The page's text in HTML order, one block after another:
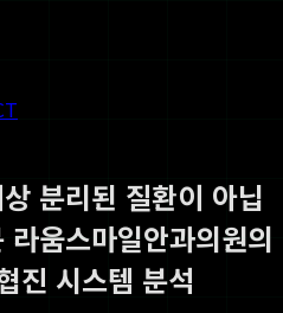
분리된 질환이 아닙
움스마일안과의원의
진 시스템 분석